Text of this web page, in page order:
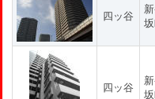
四ッ谷
四ッ谷